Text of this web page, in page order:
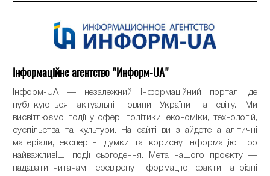
Інформаційне агентство "Информ-UA"
Інформ-UA — незалежний інформаційний портал, де
публікуються актуальні новини України та світу. Ми
висвітлюємо події у сфері політики, економіки, технологій,
суспільства та культури. На сайті ви знайдете аналітичні
матеріали, експертні думки та корисну інформацію про
найважливіші події сьогодення. Мета нашого проєкту —
надавати читачам перевірену інформацію, факти та різні